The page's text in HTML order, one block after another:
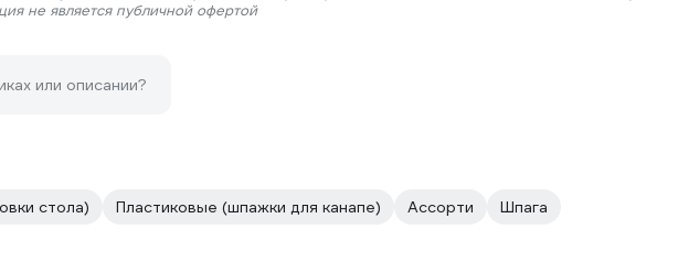
не является публичной офертой
или описании?
стола) Пластиковые (шпажки для канапе) Ассорти Шпага